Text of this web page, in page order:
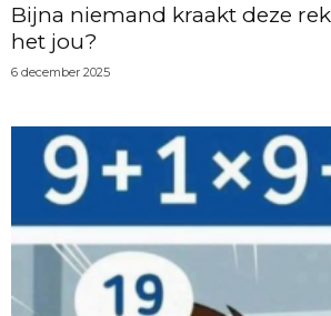
Bijna niemand kraakt deze
het jou?
6 december 2025